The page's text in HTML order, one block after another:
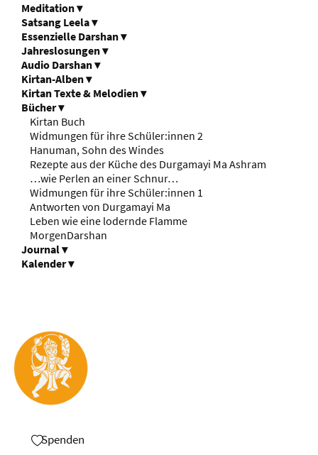
Meditation▾
Satsang Leela▾
Essenzielle Darshan▾
Jahreslosungen▾
Audio Darshan▾
Kirtan-Alben▾
Kirtan Texte & Melodien▾
Bücher▾
Kirtan Buch
Widmungen für ihre Schüler:innen 2
Hanuman, Sohn des Windes
Rezepte aus der Küche des Durgamayi Ma Ashram
…wie Perlen an einer Schnur…
Widmungen für ihre Schüler:innen 1
Antworten von Durgamayi Ma
Leben wie eine lodernde Flamme
MorgenDarshan
Journal▾
Kalender▾
Spenden